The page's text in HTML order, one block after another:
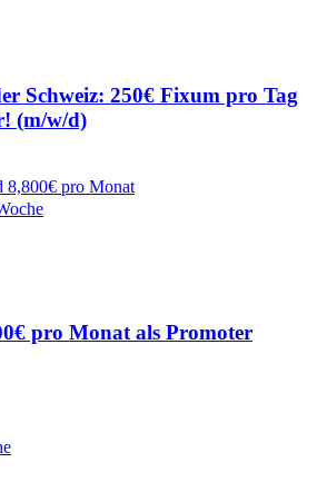
Schweiz: 250€ Fixum pro Tag
(m/w/d)
8,800€ pro Monat
pro Monat als Promoter